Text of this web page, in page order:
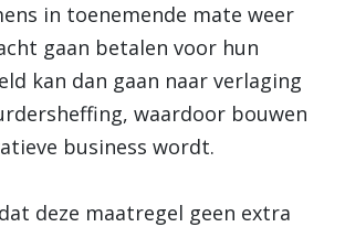
in toenemende mate weer
gaan betalen voor hun
kan dan gaan naar verlaging
waardoor bouwen
business wordt.
deze maatregel geen extra